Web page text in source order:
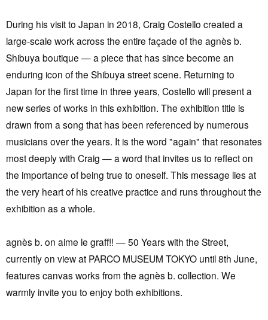
During his visit to Japan in 2018, Craig Costello created a
large-scale work across the entire façade of the agnès b.
Shibuya boutique — a piece that has since become an
enduring icon of the Shibuya street scene. Returning to
Japan for the first time in three years, Costello will present a
new series of works in this exhibition. The exhibition title is
drawn from a song that has been referenced by numerous
musicians over the years. It is the word "again" that resonates
most deeply with Craig — a word that invites us to reflect on
the importance of being true to oneself. This message lies at
the very heart of his creative practice and runs throughout the
exhibition as a whole.
agnès b. on aime le graff!! — 50 Years with the Street,
currently on view at PARCO MUSEUM TOKYO until 8th June,
features canvas works from the agnès b. collection. We
warmly invite you to enjoy both exhibitions.